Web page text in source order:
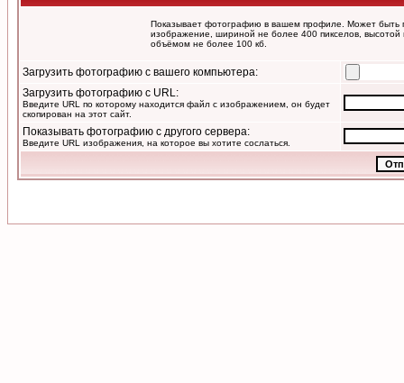
Показывает фотографию в вашем профиле. Может быть
изображение, шириной не более 400 пикселов, высотой
объёмом не более 100 кб.
Загрузить фотографию с вашего компьютера:
Загрузить фотографию с URL:
Введите URL по которому находится файл с изображением, он будет
скопирован на этот сайт.
Показывать фотографию с другого сервера:
Введите URL изображения, на которое вы хотите сослаться.